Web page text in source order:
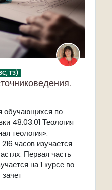
ТЗ)
обучающихся по
48.03.01 Теология
теология».
часов изучается
Первая часть
на 1 курсе во